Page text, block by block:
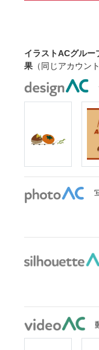
イラストACグルー
果 （同じアカウン